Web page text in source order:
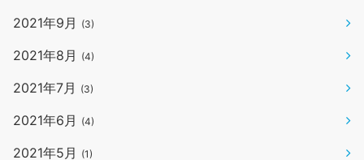
2021年9月 (3)
2021年8月 (4)
2021年7月 (3)
2021年6月 (4)
2021年5月 (1)